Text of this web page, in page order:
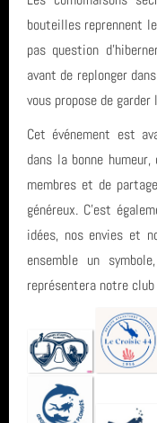
bouteilles reprennent
pas question
avant de replonger
vous propose de
Cet événement est
dans la bonne
membres et de
généreux. C’est
idées, nos envies et
ensemble un
représentera notre